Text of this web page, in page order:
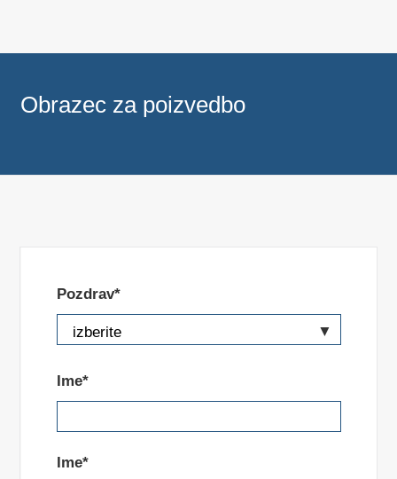
Obrazec za poizvedbo
Pozdrav*
Ime*
Ime*